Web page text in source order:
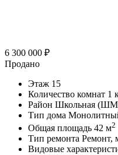
6 300 000 ₽
Продано
Этаж 15
Количество комнат 1
Район Школьная
Тип дома
Общая площадь 42 м2
Тип ремонта Ремонт,
Видовые